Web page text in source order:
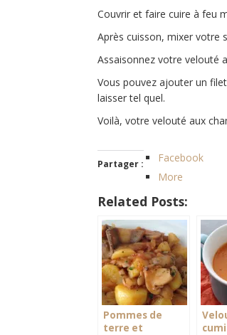
Couvrir et faire cuire à feu
Après cuisson, mixer votre
Assaisonnez votre velouté
Vous pouvez ajouter un
laisser tel quel.
Voilà, votre velouté aux
Partager :
Facebook
More
Related Posts:
Pommes de
terre et